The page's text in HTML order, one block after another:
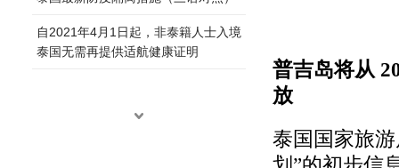
自2021年4月1日起，非泰籍人士入境
泰国无需再提供适航健康证明
普吉岛将从
放
泰国国家旅